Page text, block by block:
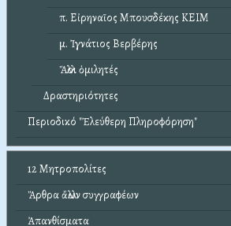
π. Εἰρηναῖος Μπουσδέκης ΚΕΙΜ
μ. Ἰγνάτιος Βερβέρης
Ἄλλοι ὁμιλητές
Δραστηριότητες
Περιοδικό "Ἐλεύθερη Πληροφόρηση"
12 Μητροπολίτες
Ἄρθρα ἄλλων συγγραφέων
Ἀπανθίσματα